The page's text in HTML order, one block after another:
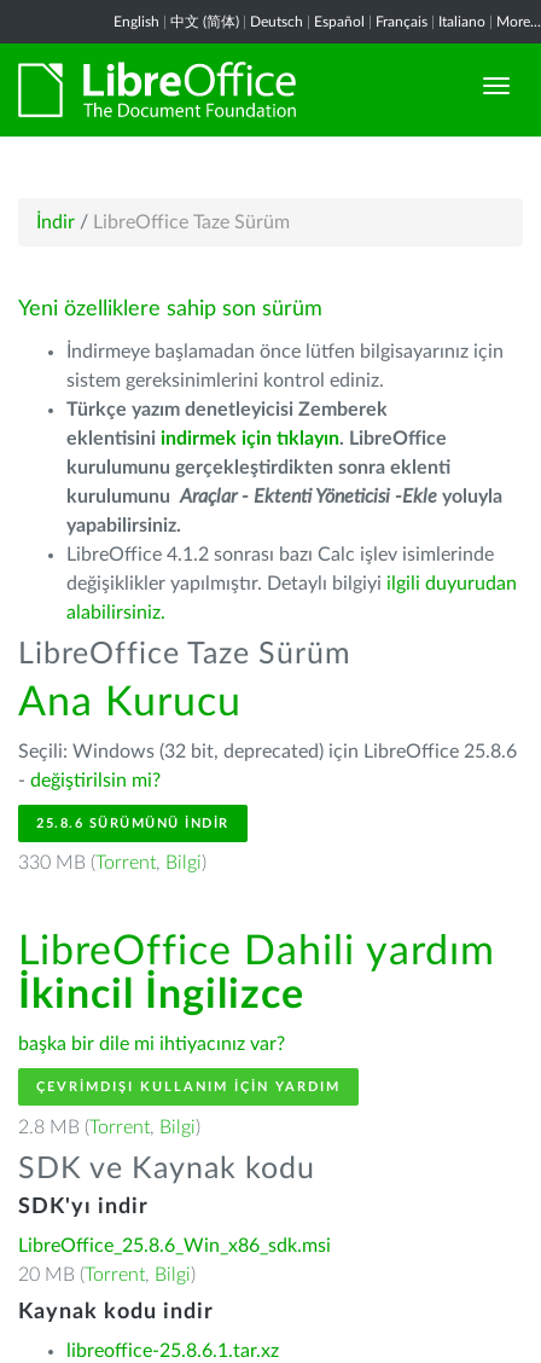
English 中文 (简体) Deutsch Español Français Italiano More...
İndir / LibreOffice Taze Sürüm
Yeni özelliklere sahip son sürüm
İndirmeye başlamadan önce lütfen bilgisayarınız için
sistem gereksinimlerini kontrol ediniz.
Türkçe yazım denetleyicisi Zemberek
eklentisini indirmek için tıklayın. LibreOffice
kurulumunu gerçekleştirdikten sonra eklenti
kurulumunu Araçlar - Ektenti Yöneticisi -Ekle yoluyla
yapabilirsiniz.
LibreOffice 4.1.2 sonrası bazı Calc işlev isimlerinde
değişiklikler yapılmıştır. Detaylı bilgiyi ilgili duyurudan
alabilirsiniz.
LibreOffice Taze Sürüm
Ana Kurucu
Seçili: Windows (32 bit, deprecated) için LibreOffice 25.8.6
- değiştirilsin mi?
25.8.6 SÜRÜMÜNÜ İNDIR
330 MB (Torrent, Bilgi)
LibreOffice Dahili yardım
İkincil İngilizce
başka bir dile mi ihtiyacınız var?
ÇEVRIMDIŞI KULLANIM IÇIN YARDIM
2.8 MB (Torrent, Bilgi)
SDK ve Kaynak kodu
SDK'yı indir
LibreOffice_25.8.6_Win_x86_sdk.msi
20 MB (Torrent, Bilgi)
Kaynak kodu indir
libreoffice-25.8.6.1.tar.xz